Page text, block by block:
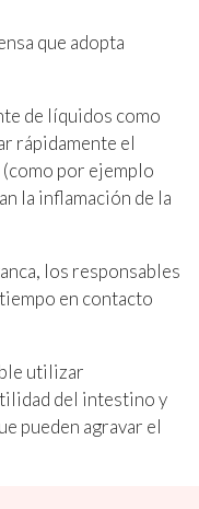
que adopta
de líquidos como
rápidamente el
por ejemplo
la inflamación de la
los responsables
en contacto
utilizar
del intestino y
pueden agravar el